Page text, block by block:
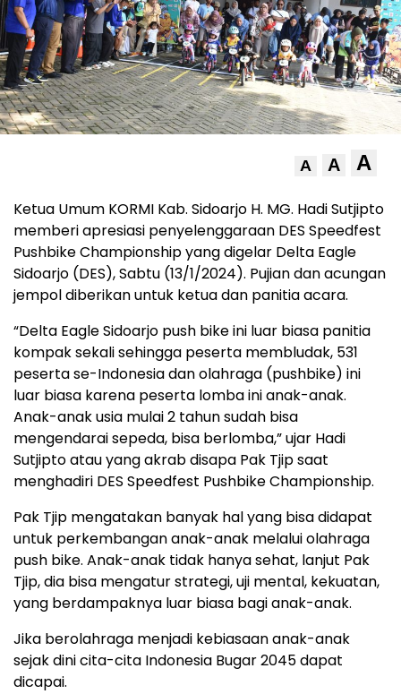
A A A
Ketua Umum KORMI Kab. Sidoarjo H. MG. Hadi Sutjipto
memberi apresiasi penyelenggaraan DES Speedfest
Pushbike Championship yang digelar Delta Eagle
Sidoarjo (DES), Sabtu (13/1/2024). Pujian dan acungan
jempol diberikan untuk ketua dan panitia acara.
“Delta Eagle Sidoarjo push bike ini luar biasa panitia
kompak sekali sehingga peserta membludak, 531
peserta se-Indonesia dan olahraga (pushbike) ini
luar biasa karena peserta lomba ini anak-anak.
Anak-anak usia mulai 2 tahun sudah bisa
mengendarai sepeda, bisa berlomba,” ujar Hadi
Sutjipto atau yang akrab disapa Pak Tjip saat
menghadiri DES Speedfest Pushbike Championship.
Pak Tjip mengatakan banyak hal yang bisa didapat
untuk perkembangan anak-anak melalui olahraga
push bike. Anak-anak tidak hanya sehat, lanjut Pak
Tjip, dia bisa mengatur strategi, uji mental, kekuatan,
yang berdampaknya luar biasa bagi anak-anak.
Jika berolahraga menjadi kebiasaan anak-anak
sejak dini cita-cita Indonesia Bugar 2045 dapat
dicapai.